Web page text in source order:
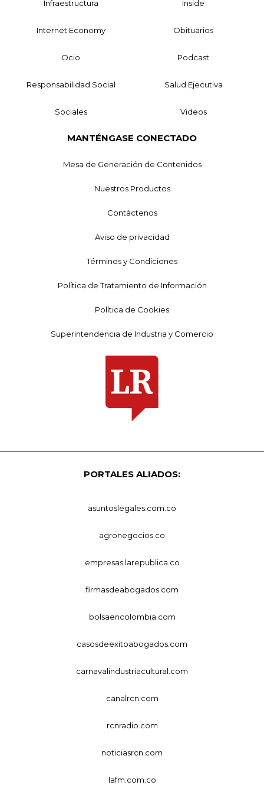
Infraestructura Inside
Internet Economy Obituarios
Ocio Podcast
Responsabilidad Social Salud Ejecutiva
Sociales Videos
MANTÉNGASE CONECTADO
Mesa de Generación de Contenidos
Nuestros Productos
Contáctenos
Aviso de privacidad
Términos y Condiciones
Política de Tratamiento de Información
Política de Cookies
Superintendencia de Industria y Comercio
PORTALES ALIADOS:
asuntoslegales.com.co
agronegocios.co
empresas.larepublica.co
firmasdeabogados.com
bolsaencolombia.com
casosdeexitoabogados.com
carnavalindustriacultural.com
canalrcn.com
rcnradio.com
noticiasrcn.com
lafm.com.co